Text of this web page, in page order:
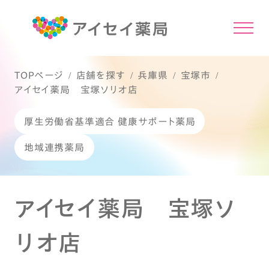
TOPページ 店舗を探す 兵庫県
宝塚市
アイセイ薬局 宝塚ソリオ店
厚生労働省基準適合 健康サポート薬局
地域連携薬局
アイセイ薬局 宝塚ソ
リオ店